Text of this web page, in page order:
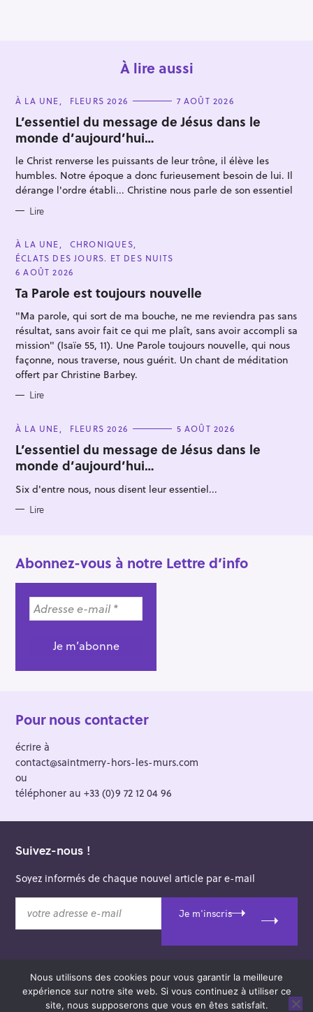
À lire aussi
C
T
E
G
O
R
I
E
S
À LA UNE FLEURS 2026 7 AOÛT 2026
L’essentiel du message de Jésus dans le
monde d’aujourd’hui…
le Christ renverse les puissants de leur trône, il élève les
humbles. Notre époque a donc furieusement besoin de lui. Il
dérange l'ordre établi... Christine nous parle de son essentiel
Lire
C
A
T
E
O
R
E
À LA UNE
CHRONIQUES
ÉCLATS DES JOURS. ET DES NUITS
6 AOÛT 2026
Ta Parole est toujours nouvelle
"Ma parole, qui sort de ma bouche, ne me reviendra pas sans
résultat, sans avoir fait ce qui me plaît, sans avoir accompli sa
mission" (Isaïe 55, 11). Une Parole toujours nouvelle, qui nous
façonne, nous traverse, nous guérit. Un chant de méditation
offert par Christine Barbey.
Lire
C
T
E
G
O
I
S
À LA UNE FLEURS 2026 5 AOÛT 2026
L’essentiel du message de Jésus dans le
monde d’aujourd’hui…
Six d'entre nous, nous disent leur essentiel...
Lire
Abonnez-vous à notre Lettre d’info
Pour nous contacter
écrire à
contact@saintmerry-hors-les-murs.com
ou
téléphoner au +33 (0)9 72 12 04 96
Suivez-nous !
Soyez informés de chaque nouvel article par e-mail
Je m'inscris
© 2026 Saint-Merry Hors-les-Murs.
Theme: Felt byPixelgrade.
Nous utilisons des cookies pour vous garantir la meilleure
expérience sur notre site web. Si vous continuez à utiliser ce
site, nous supposerons que vous en êtes satisfait.